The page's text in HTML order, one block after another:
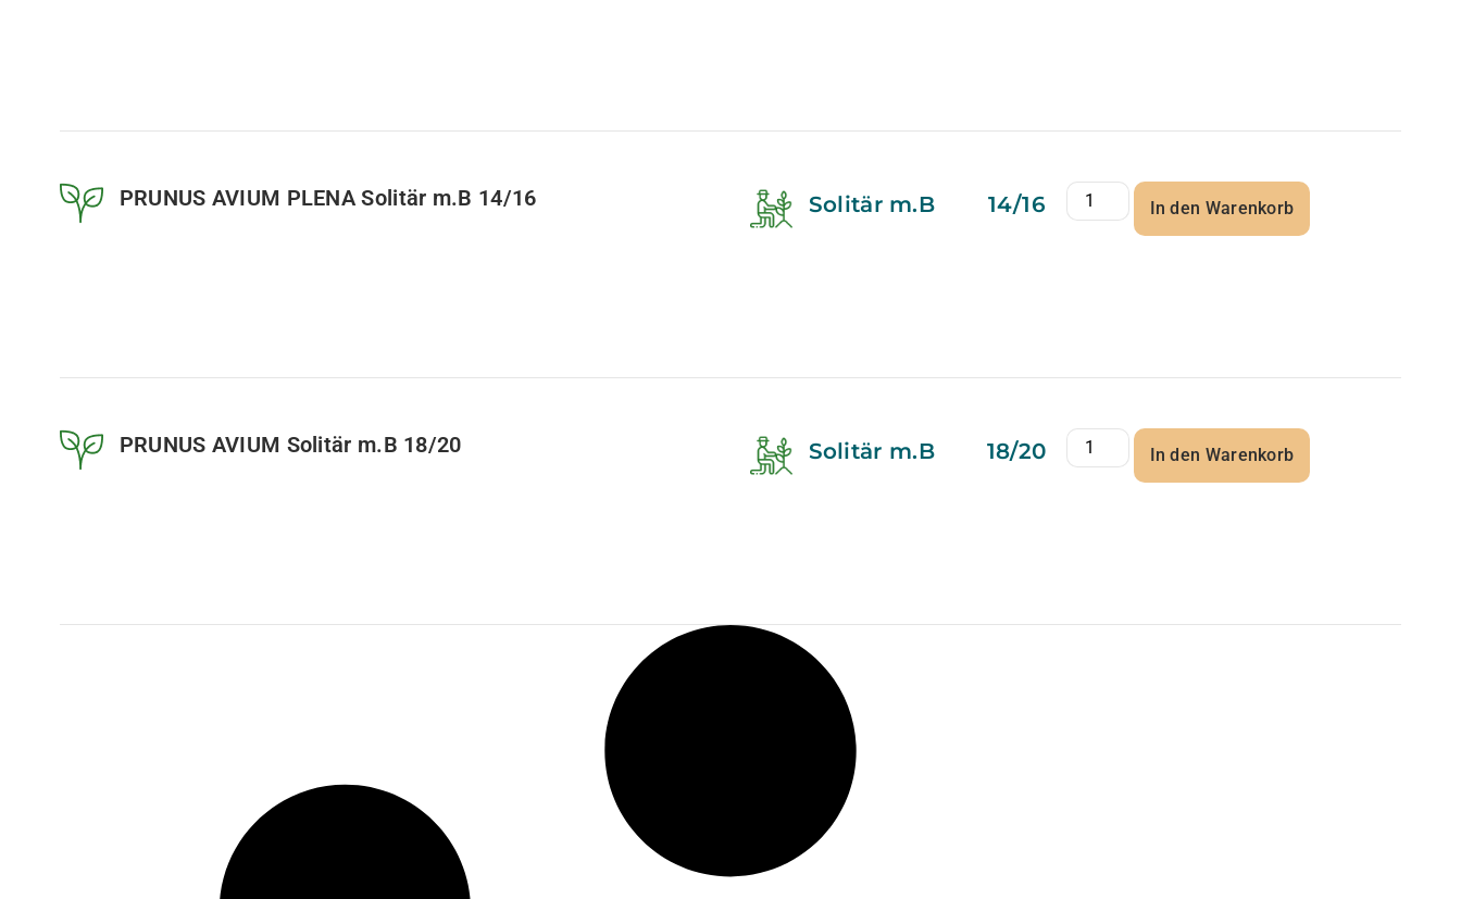
PRUNUS AVIUM PLENA Solitär m.B 14/16 Solitär m.B 14/16 In den Warenkorb
PRUNUS AVIUM Solitär m.B 18/20 Solitär m.B 18/20 In den Warenkorb